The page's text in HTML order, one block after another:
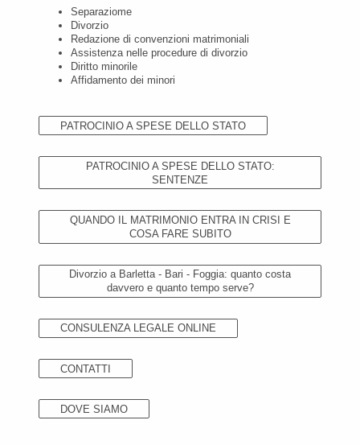
Separaziome
Divorzio
Redazione di convenzioni matrimoniali
Assistenza nelle procedure di divorzio
Diritto minorile
Affidamento dei minori
PATROCINIO A SPESE DELLO STATO
PATROCINIO A SPESE DELLO STATO:
SENTENZE
QUANDO IL MATRIMONIO ENTRA IN CRISI E
COSA FARE SUBITO
Divorzio a Barletta - Bari - Foggia: quanto costa
davvero e quanto tempo serve?
CONSULENZA LEGALE ONLINE
CONTATTI
DOVE SIAMO